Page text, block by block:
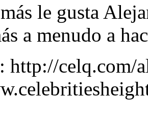
le gusta
a menudo a
http://celq.com/